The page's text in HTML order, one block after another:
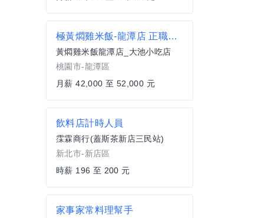
極黃燜雞米飯-龍潭店 正職內場一頭班
黃燜雞米飯龍潭店_大池小吃店
桃園市-龍潭區
月薪 42,000 至 52,000 元
飲料店計時人員
霂霖商行(蓋斯茶新店三民站)
新北市-新店區
時薪 196 至 200 元
家事家常料理幫手